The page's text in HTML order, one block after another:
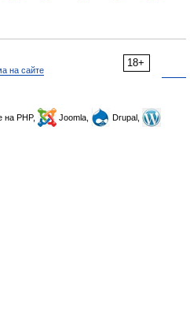
18+
на сайте
на PHP, Joomla,
Drupal,